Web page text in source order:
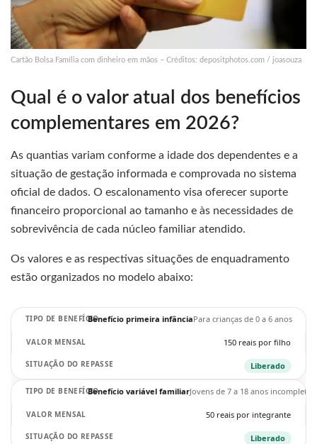
Cartão Bolsa Família com dinheiro em mãos – Créditos: depositphotos.com / joasouza
Qual é o valor atual dos benefícios
complementares em 2026?
As quantias variam conforme a idade dos dependentes e a
situação de gestação informada e comprovada no sistema
oficial de dados. O escalonamento visa oferecer suporte
financeiro proporcional ao tamanho e às necessidades de
sobrevivência de cada núcleo familiar atendido.
Os valores e as respectivas situações de enquadramento
estão organizados no modelo abaixo:
Benefício primeira infânciaPara crianças de 0 a 6 anos
150 reais por filho
Liberado
Benefício variável familiarJovens de 7 a 18 anos incompletos
50 reais por integrante
Liberado